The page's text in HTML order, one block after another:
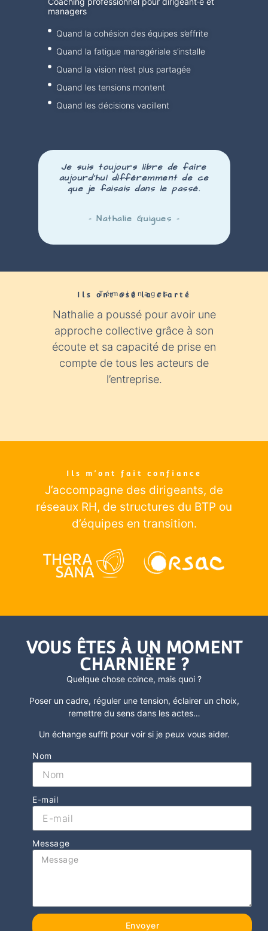
Je suis toujours libre de faire
aujourd’hui différemmentde ce
que je faisais dans le passé.
– Nathalie Guigues –
managers
Quand la cohésion des équipes s’effrite
Quand la fatigue managériale s’installe
Quand la vision n’est plus partagée
Quand les tensions montent
Quand les décisions vacillent
Témoignages
Ils ont osé la clarté​
Nathalie a poussé pour avoir une
approche collective grâce à son
écoute et sa capacité de prise en
compte de tous les acteurs de
l’entreprise.
Ils m’ont fait confiance
J’accompagne des dirigeants, de
réseaux RH, de structures du BTP ou
d’équipes en transition.
VOUS ÊTES À UN MOMENT
CHARNIÈRE ?
Quelque chose coince, mais quoi ?
Poser un cadre, réguler une tension, éclairer un choix,
remettre du sens dans les actes…
Un échange suffit pour voir si je peux vous aider.
Nom
E-mail
Message
Envoyer